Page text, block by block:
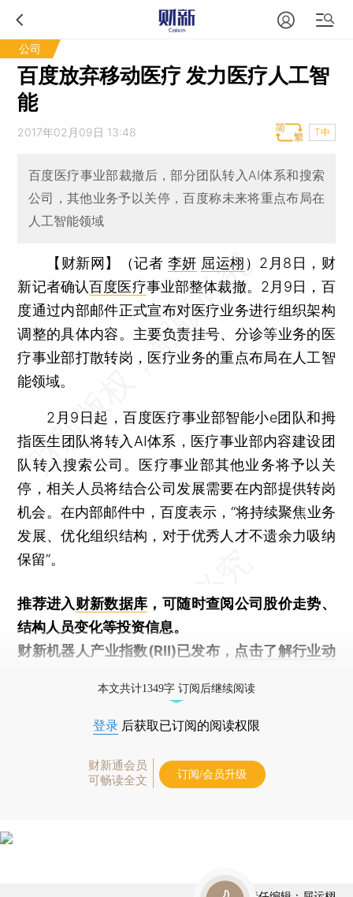
公司
百度放弃移动医疗 发力医疗人工智
能
2017年02月09日 13:48 T中
百度医疗事业部裁撤后，部分团队转入AI体系和搜索
公司，其他业务予以关停，百度称未来将重点布局在
人工智能领域
【财新网】（记者 李妍 屈运栩 ） 2月8日，财
新记者确认百度医疗事业部整体裁撤。2月9日，百
度通过内部邮件正式宣布对医疗业务进行组织架构
调整的具体内容。主要负责挂号、分诊等业务的医
疗事业部打散转岗，医疗业务的重点布局在人工智
能领域。
2月9日起，百度医疗事业部智能小e团队和拇
指医生团队将转入AI体系，医疗事业部内容建设团
队转入搜索公司。医疗事业部其他业务将予以关
停，相关人员将结合公司发展需要在内部提供转岗
机会。在内部邮件中，百度表示，“将持续聚焦业务
发展、优化组织结构，对于优秀人才不遗余力吸纳
保留”。
推荐进入财新数据库 ，可随时查阅公司股价走势、
结构人员变化等投资信息。
财新机器人产业指数(RII)已发布， 点击了解行业动
本文共计1349字 订阅后继续阅读
登录 后获取已订阅的阅读权限
财新通会员
可畅读全文
订阅/会员升级